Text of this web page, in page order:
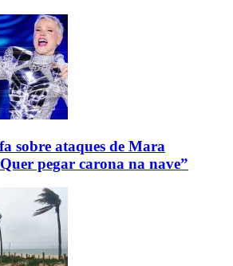
sobre ataques de Mara
pegar carona na nave”